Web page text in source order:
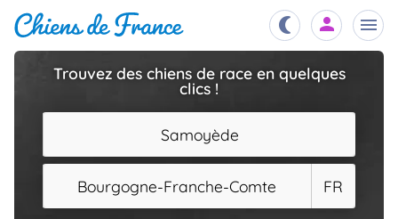
Trouvez des chiens de race en quelques
clics !
Samoyède
Bourgogne-Franche-Comte FR